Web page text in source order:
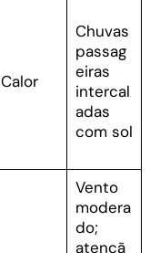
Calor
Chuvas
passag
eiras
intercal
adas
com sol
Vento
modera
do;
atençã